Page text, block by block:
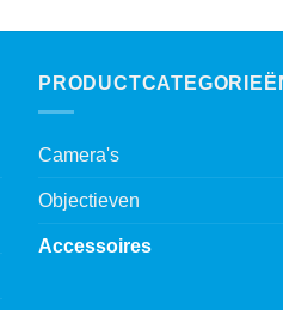
Camera's
Objectieven
Accessoires